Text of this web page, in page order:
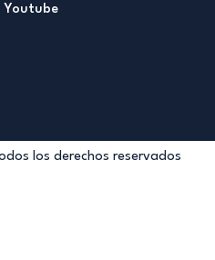
Youtube
los derechos reservados